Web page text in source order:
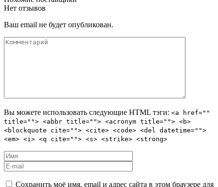
Нет отзывов
Ваш email не будет опубликован.
Вы можете использовать следующие HTML тэги: <a href=""
title=""> <abbr title=""> <acronym title=""> <b>
<blockquote cite=""> <cite> <code> <del datetime="">
<em> <i> <q cite=""> <s> <strike> <strong>
Сохранить моё имя, email и адрес сайта в этом браузере для